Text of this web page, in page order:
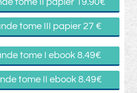
tome III papier 27 €
tome I ebook 8.49€
tome II ebook 8.49€